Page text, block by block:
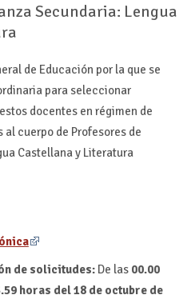
Secundaria: Lengua
de Educación por la que se
para seleccionar
docentes en régimen de
cuerpo de Profesores de
Castellana y Literatura
de solicitudes: De las 00.00
horas del 18 de octubre de